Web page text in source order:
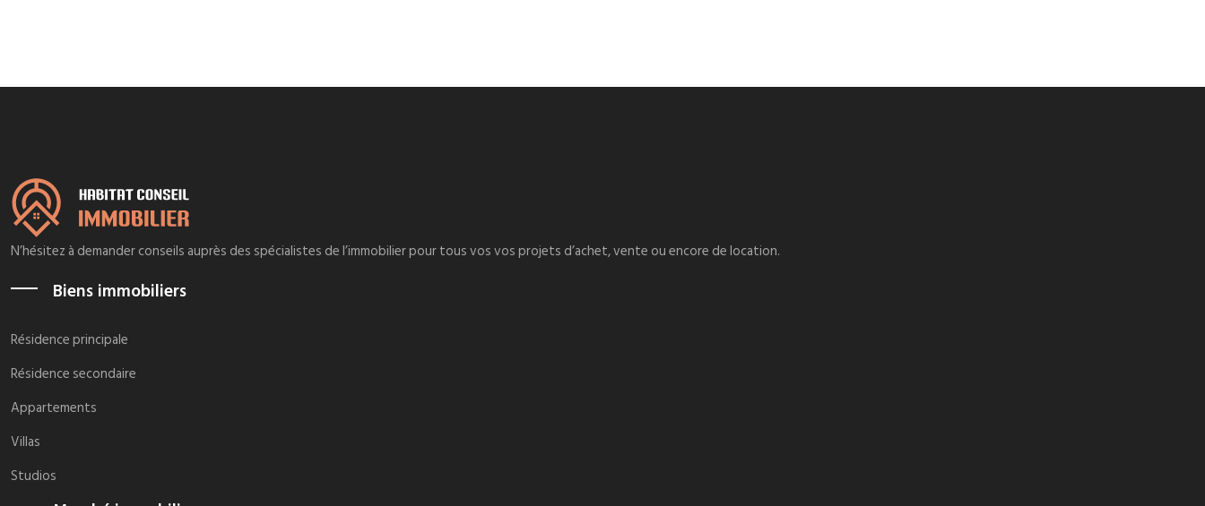
N’hésitez à demander conseils auprès des spécialistes de l’immobilier pour tous vos vos projets d’achet, vente ou encore de location.
Biens immobiliers
Résidence principale
Résidence secondaire
Appartements
Villas
Studios